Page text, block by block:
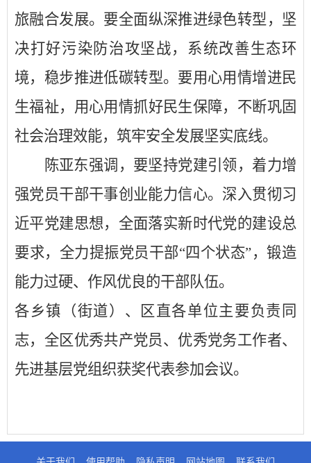
旅融合发展。 要全面纵深推进绿色转型 ， 坚
决打好污染防治攻坚战， 系统改善生态环
境， 稳步推进低碳转型。 要用心用情增进民
生福祉， 用心用情抓好民生保障， 不断巩固
社会治理效能， 筑牢安全发展坚实底线。
陈亚东强调，要坚持党建引领，着力增
强党员干部干事创业能力信心。深入贯彻习
近平党建思想，全面落实新时代党的建设总
要求，全力提振党员干部“四个状态”，锻造
能力过硬、作风优良的干部队伍。
各乡镇（街道）、区直各单位主要负责同
志，全区优秀共产党员、优秀党务工作者、
先进基层党组织获奖代表参加会议。